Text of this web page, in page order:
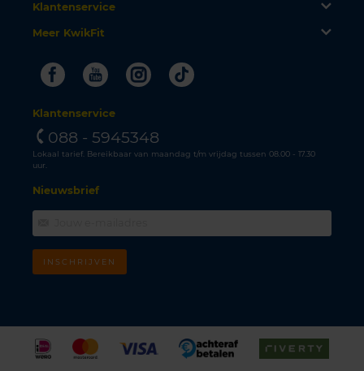
Klantenservice
Meer KwikFit
FacebookYoutubeInstagram
Tiktok
Klantenservice
088 - 5945348
Lokaal tarief. Bereikbaar van maandag t/m vrijdag tussen 08.00 - 17.30
uur.
Nieuwsbrief
INSCHRIJVEN